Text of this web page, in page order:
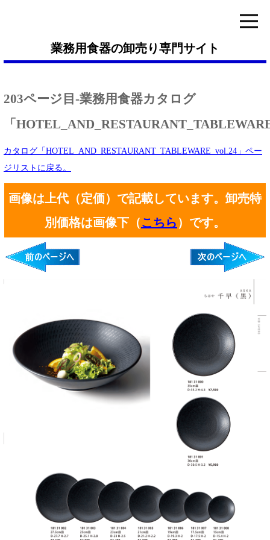
業務用食器の卸売り専門サイト
203ページ目-業務用食器カタログ
「
カタログ「HOTEL_AND_RESTAURANT_TABLEWARE_vol.24」ペー
ジリストに戻る。
画像は上代（定価）で記載しています。卸売特
別価格は画像下（こちら ）です。